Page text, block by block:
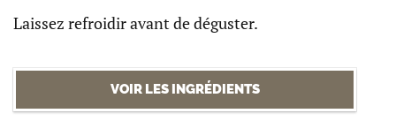
Laissez refroidir avant de déguster.
VOIR LES INGRÉDIENTS